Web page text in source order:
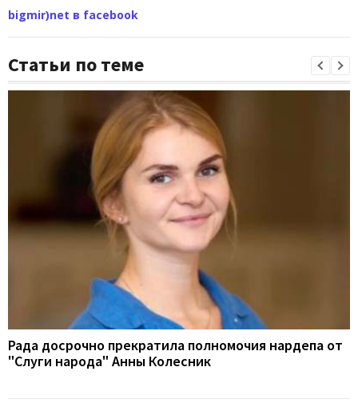
bigmir)net в facebook
Статьи по теме
Рада досрочно прекратила полномочия нардепа от
"Слуги народа" Анны Колесник